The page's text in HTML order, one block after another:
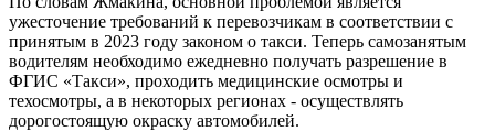
ужесточение требований к перевозчикам в соответствии с
принятым в 2023 году законом о такси. Теперь самозанятым
водителям необходимо ежедневно получать разрешение в
ФГИС «Такси», проходить медицинские осмотры и
техосмотры, а в некоторых регионах - осуществлять
дорогостоящую окраску автомобилей.